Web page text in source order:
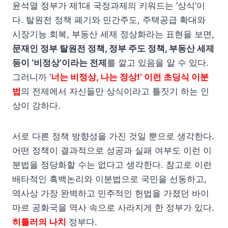
윤석열 정부가 제1대 국정과제의 키워드는 ‘상식’이
다. 탈원전 정책 폐기와 민간주도, 주택공급 확대와
시장기능 회복, 부동산 세제 정상화라는 표현을 보면,
문재인 정부 탈원전 정책, 정부 주도 정책, 부동산 세제
등이 ‘비정상’이라는 전제 를 깔고 있음을 알 수 있다.
그러니까 ‘너는 비정상, 나는 정상!’ 이런 초딩식 이분
법 의 전제에서 자신들만 상식이라고 틀짓기 하는 인
상이 강하다.
서로 다른 정책 방향성을 가진 것일 뿐으로 생각한다.
어떤 정책이 결과적으로 성공과 실패 여부도 이런 이
분법을 정당화할 수는 없다고 생각한다. 참고로 이런
배타적인 흑백논리와 이분법으로 국민을 선동하고,
역사상 가장 완벽하고 민주적인 헌법을 가졌던 바이
마르 공화국을 역사 속으로 사라지게 한 정부가 있다.
히틀러의 나치 정부다.